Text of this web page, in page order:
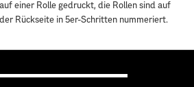
auf einer Rolle gedruckt, die Rollen sind auf
der Rückseite in 5er-Schritten nummeriert.